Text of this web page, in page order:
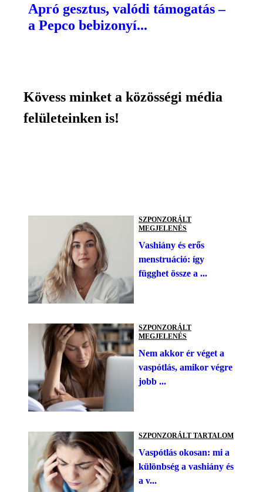
Apró gesztus, valódi támogatás –
a Pepco bebizonyí...
Kövess minket a közösségi média
felületeinken is!
SZPONZORÁLT
MEGJELENÉS
Vashiány és erős
menstruáció: így
függhet össze a ...
SZPONZORÁLT
MEGJELENÉS
Nem akkor ér véget a
vaspótlás, amikor végre
jobb ...
SZPONZORÁLT TARTALOM
Vaspótlás okosan: mi a
különbség a vashiány és
a v...